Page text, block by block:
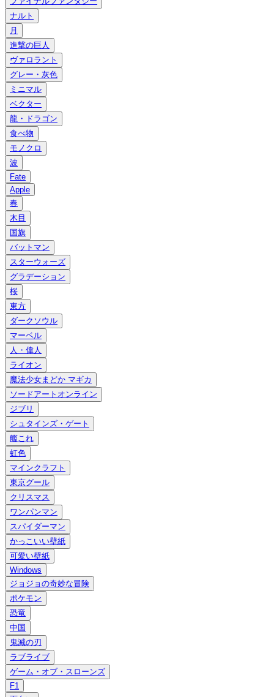
ナルト
月
進撃の巨人
ヴァロラント
グレー・灰色
ミニマル
ベクター
龍・ドラゴン
食べ物
モノクロ
波
Fate
Apple
春
木目
国旗
バットマン
スターウォーズ
グラデーション
桜
東方
ダークソウル
マーベル
人・偉人
ライオン
魔法少女まどか マギカ
ソードアートオンライン
ジブリ
シュタインズ・ゲート
艦これ
虹色
マインクラフト
東京グール
クリスマス
ワンパンマン
スパイダーマン
かっこいい壁紙
可愛い壁紙
Windows
ジョジョの奇妙な冒険
ポケモン
恐竜
中国
鬼滅の刃
ラブライブ
ゲーム・オブ・スローンズ
F1